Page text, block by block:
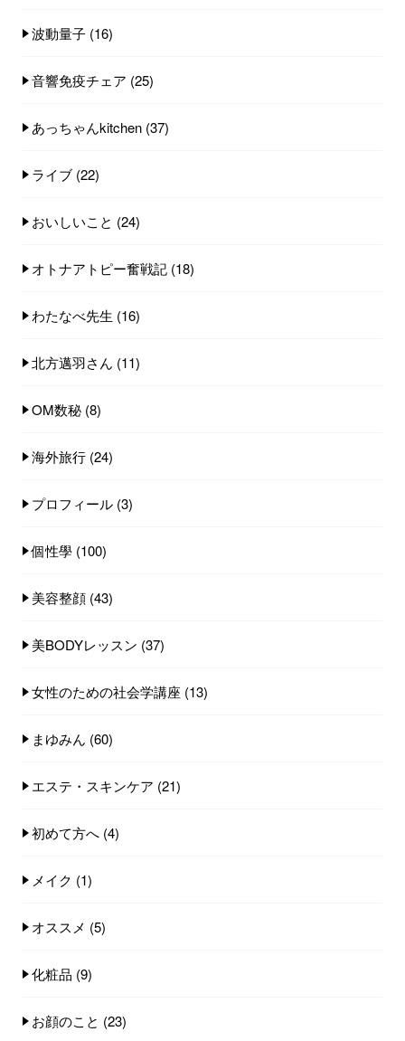
波動量子 (16)
音響免疫チェア (25)
あっちゃんkitchen (37)
ライブ (22)
おいしいこと (24)
オトナアトピー奮戦記 (18)
わたなべ先生 (16)
北方邁羽さん (11)
OM数秘 (8)
海外旅行 (24)
プロフィール (3)
個性學 (100)
美容整顔 (43)
美BODYレッスン (37)
女性のための社会学講座 (13)
まゆみん (60)
エステ・スキンケア (21)
初めて方へ (4)
メイク (1)
オススメ (5)
化粧品 (9)
お顔のこと (23)